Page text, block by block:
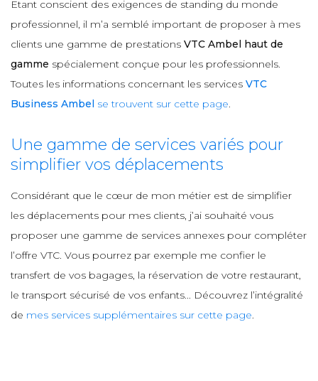
Etant conscient des exigences de standing du monde
professionnel, il m’a semblé important de proposer à mes
clients une gamme de prestations VTC Ambel haut de
gamme spécialement conçue pour les professionnels.
Toutes les informations concernant les services VTC
Business Ambel se trouvent sur cette page.
Une gamme de services variés pour
simplifier vos déplacements
Considérant que le cœur de mon métier est de simplifier
les déplacements pour mes clients, j’ai souhaité vous
proposer une gamme de services annexes pour compléter
l’offre VTC. Vous pourrez par exemple me confier le
transfert de vos bagages, la réservation de votre restaurant,
le transport sécurisé de vos enfants... Découvrez l’intégralité
de mes services supplémentaires sur cette page.